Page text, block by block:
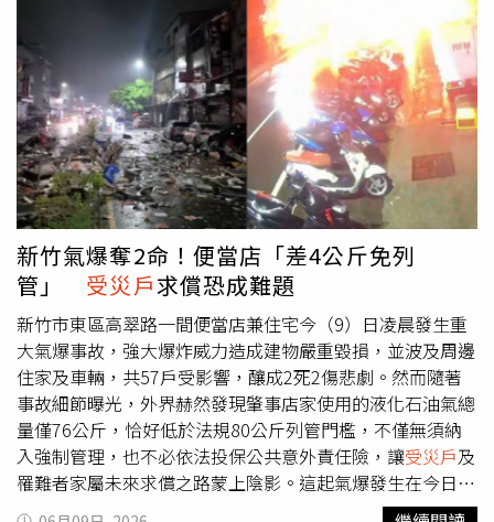
活。消防局表示，針對房屋結構未受損，如牆面坍塌、梁柱
歪斜等需進一步進行結構鑑定或支撐、但有其餘建築或財物
受損（不含汽機車）之住戶，為因應未來由市府向法院提起
民事訴訟求償之需要，處理流程將配合專業估算或鑑定，並
依金額全額代墊。消防局表示，受災民眾於洽商估算受損項
目時，請一併找市府委任之相關公會或專業人員會同辦理。
估算或鑑定完成後，市府將依據專業人員估算或鑑定金額，
由市府「全額代墊」撥付求償救助金予受災戶，受災戶
領款
時則須簽署債權讓與契約，將對私人肇事第三人之損害賠償
請求權無償讓與市府，後續由市府統一追償，免去市民面對
繁複訴訟的奔波。工務處指出，針對因本次氣爆導致房屋結
構受損嚴重（如牆面坍塌、梁柱歪斜等）之建築物，市府將
主動介入，先行代為辦理緊急支撐、危險物拆除以及結構安
全鑑定，以防範二次災害發生並穩定公共安全。後續將視專
業鑑定的最終結果，積極全力協助住戶辦理建築物之修繕或
重建事宜。民政處表示，受災戶如有法律諮詢需求，可利用
市府每週一、三、五下午2時至4時辦理之法律諮詢服務，並
透過市民服務專線1999預約諮詢時段；相關服務資訊可至
民政處官網。東區區公所亦將持續協助受災戶聯繫市府相關
局處，積極回應各項需求，並提供必要之諮詢與協助服務，
新竹氣爆奪2命！便當店「差4公斤免列
管」 受災戶求償恐成難題
新竹市東區高翠路一間便當店兼住宅今（9）日凌晨發生重
大氣爆事故，強大爆炸威力造成建物嚴重毀損，並波及周邊
住家及車輛，共57戶受影響，釀成2死2傷悲劇。然而隨著
事故細節曝光，外界赫然發現肇事店家使用的液化石油氣總
量僅76公斤，恰好低於法規80公斤列管門檻，不僅無須納
入強制管理，也不必依法投保公共意外責任險，讓受災戶及
罹難者家屬未來求償之路蒙上陰影。這起氣爆發生在今日凌
晨3時許，消防局於4時5分趕抵現場搶救。初步調查顯示，